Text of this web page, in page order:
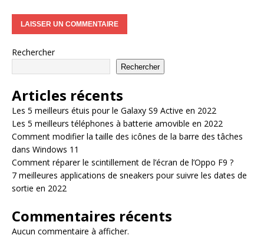
Rechercher
Rechercher
Articles récents
Les 5 meilleurs étuis pour le Galaxy S9 Active en 2022
Les 5 meilleurs téléphones à batterie amovible en 2022
Comment modifier la taille des icônes de la barre des tâches
dans Windows 11
Comment réparer le scintillement de l’écran de l’Oppo F9 ?
7 meilleures applications de sneakers pour suivre les dates de
sortie en 2022
Commentaires récents
Aucun commentaire à afficher.